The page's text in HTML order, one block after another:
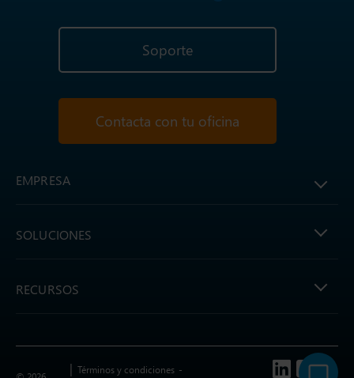
Soporte
Contacta con tu oficina
EMPRESA
SOLUCIONES
RECURSOS
Términos y condiciones Follow us